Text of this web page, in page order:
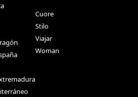
Cuore
Stilo
Viajar
Woman